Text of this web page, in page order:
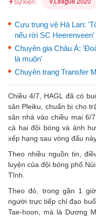
Cựu trung vệ Hà Lan:
nếu rời SC Heerenveen'
Chuyên gia Châu Á:
là muộn'
Chuyên trang Transfer
Chiều 4/7, HAGL đã có
sân Pleiku, chuẩn bị cho
sân nhà vào chiều mai 6/
cả hai đội bóng và ảnh
xếp hạng sau vòng đấu
Theo nhiều nguồn tin,
luyện của đội bóng phố
Tĩnh.
Theo đó, trong gần 1
người trực tiếp chỉ đạo
Tae-hoon, mà là Dương